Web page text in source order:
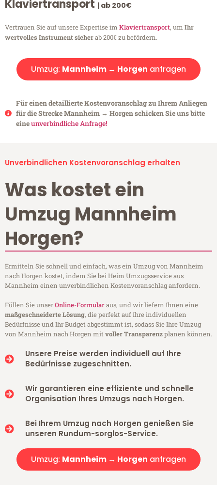
Klaviertransport | ab 200€
Vertrauen Sie auf unsere Expertise im Klaviertransport, um Ihr
wertvolles Instrument sicherab 200€ zu befördern.
Umzug: Mannheim → Horgen anfragen
Für einen detaillierte Kostenvoranschlag zu Ihrem Anliegen
für die Strecke Mannheim → Horgen schicken Sie uns bitte
eineunverbindliche Anfrage!
Unverbindlichen Kostenvoranschlag erhalten
Was kostet ein
Umzug Mannheim
Horgen?
Ermitteln Sie schnell und einfach, was ein Umzug von Mannheim
nach Horgen kostet, indem Sie bei Heim Umzugsservice aus
Mannheim einen unverbindlichen Kostenvoranschlag anfordern.
Füllen Sie unserOnline-Formularaus, und wir liefern Ihnen eine
maßgeschneiderte Lösung, die perfekt auf Ihre individuellen
Bedürfnisse und Ihr Budget abgestimmt ist, sodass Sie Ihre Umzug
von Mannheim nach Horgen mitvoller Transparenzplanen können.
Unsere Preise werden individuell auf Ihre
Bedürfnisse zugeschnitten.
Wir garantieren eine effiziente und schnelle
Organisation Ihres Umzugs nach Horgen.
Bei Ihrem Umzug nach Horgen genießen Sie
unseren Rundum-sorglos-Service.
Umzug: Mannheim → Horgen anfragen